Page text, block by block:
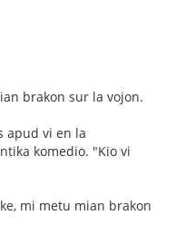
brakon sur la vojon.
apud vi en la
komedio. "Kio vi
mi metu mian brakon